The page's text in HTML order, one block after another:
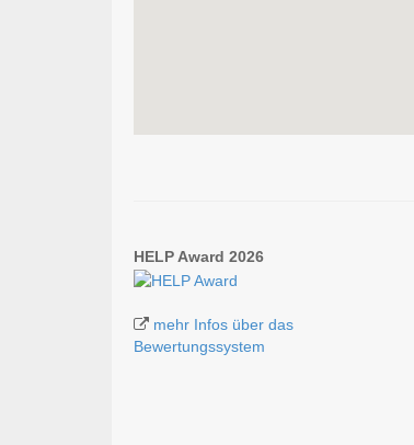
HELP Award 2026
mehr Infos über das
Bewertungssystem